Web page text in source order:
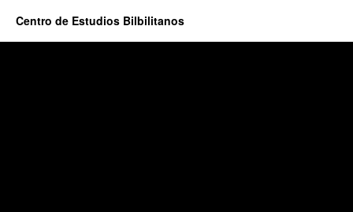
Centro de Estudios Bilbilitanos